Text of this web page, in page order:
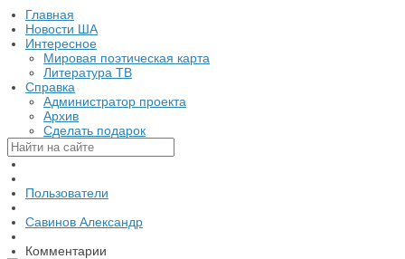
Главная
Новости ША
Интересное
Мировая поэтическая карта
Литература ТВ
Справка
Администратор проекта
Архив
Сделать подарок
Пользователи
Савинов Александр
Комментарии